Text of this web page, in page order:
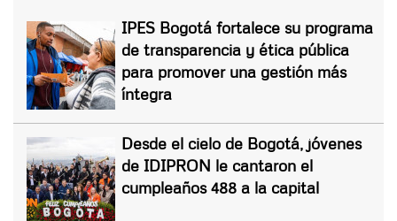
IPES Bogotá fortalece su programa
de transparencia y ética pública
para promover una gestión más
íntegra
Desde el cielo de Bogotá, jóvenes
de IDIPRON le cantaron el
cumpleaños 488 a la capital